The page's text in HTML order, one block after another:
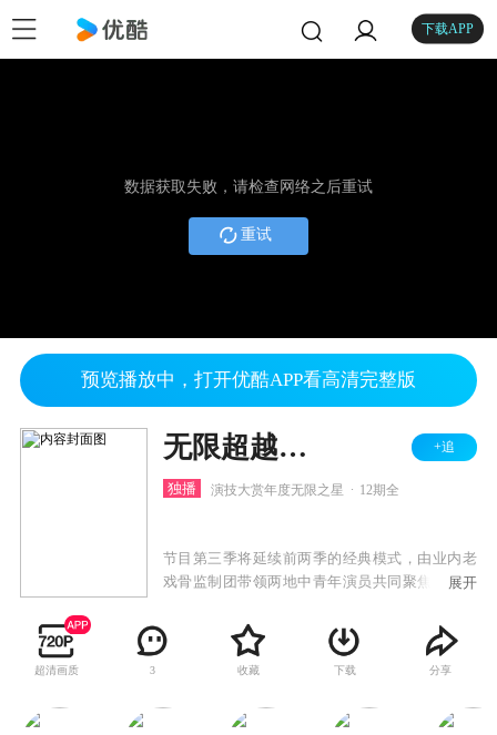
下载APP
数据获取失败，请检查网络之后重试
重试
预览播放中，打开优酷APP看高清完整版
无限超越班 第三季 +追
独播 演技大赏年度无限之星 12期全
节目第三季将延续前两季的经典模式，由业内老
戏骨监制团带领两地中青年演员共同聚焦演员职
演绎题材，展开能力与素养的双重考验，直面市
场，近距离接触顶级资源，最终诞生年度无限之
展开
超清画质 3 收藏 下载 分享